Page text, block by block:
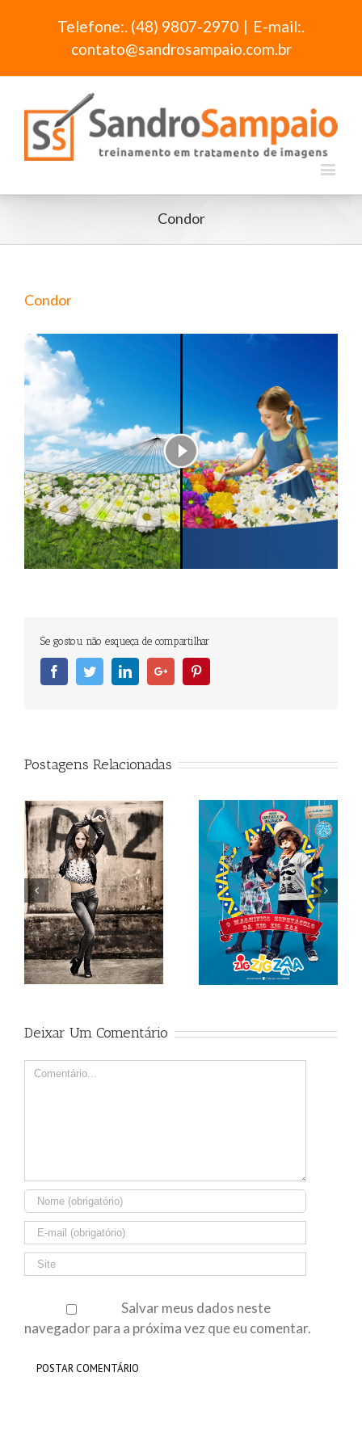
Telefone:. (48) 9807-2970 | E-mail:.
contato@sandrosampaio.com.br
Condor
Condor
Se gostou não esqueça de compartilhar
FacebookTwitterLinkedinGoogleplus
Postagens Relacionadas
Malwee Sandro_clemes
Deixar Um Comentário
Comment
Salvar meus dados neste
navegador para a próxima vez que eu comentar.